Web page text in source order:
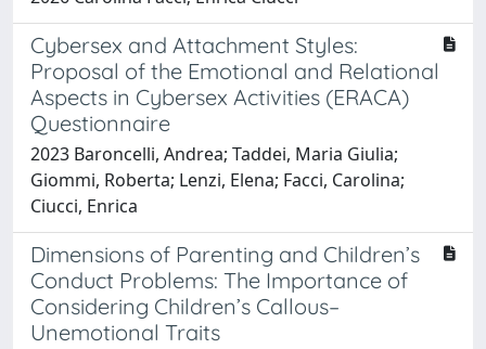
Cybersex and Attachment Styles:
Proposal of the Emotional and Relational
Aspects in Cybersex Activities (ERACA)
Questionnaire
2023 Baroncelli, Andrea; Taddei, Maria Giulia;
Giommi, Roberta; Lenzi, Elena; Facci, Carolina;
Ciucci, Enrica
Dimensions of Parenting and Children’s
Conduct Problems: The Importance of
Considering Children’s Callous–
Unemotional Traits